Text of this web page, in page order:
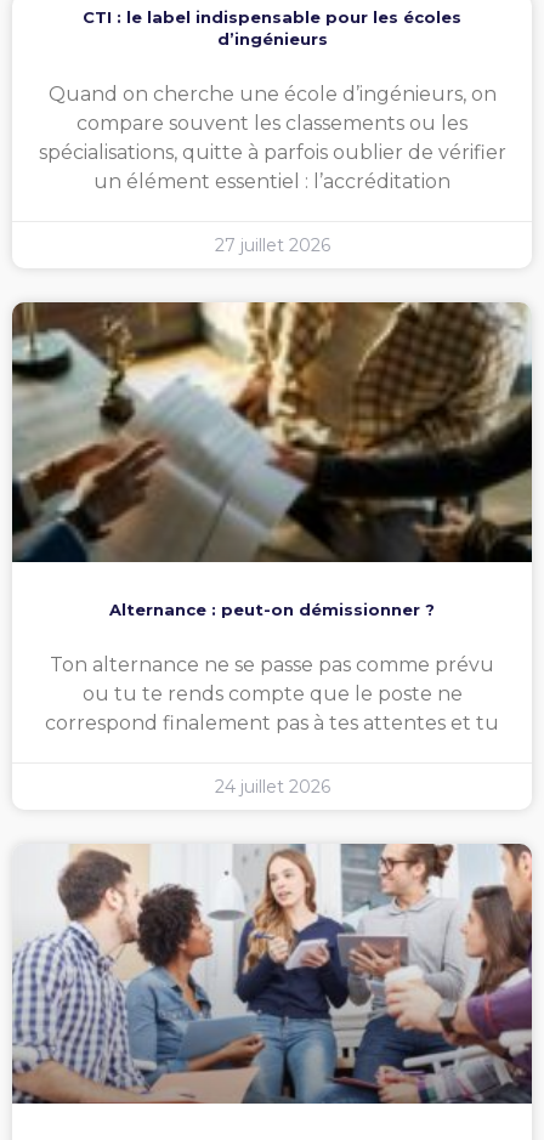
CTI : le label indispensable pour les écoles
d’ingénieurs
Quand on cherche une école d’ingénieurs, on
compare souvent les classements ou les
spécialisations, quitte à parfois oublier de vérifier
un élément essentiel : l’accréditation
27 juillet 2026
Alternance : peut-on démissionner ?
Ton alternance ne se passe pas comme prévu
ou tu te rends compte que le poste ne
correspond finalement pas à tes attentes et tu
24 juillet 2026